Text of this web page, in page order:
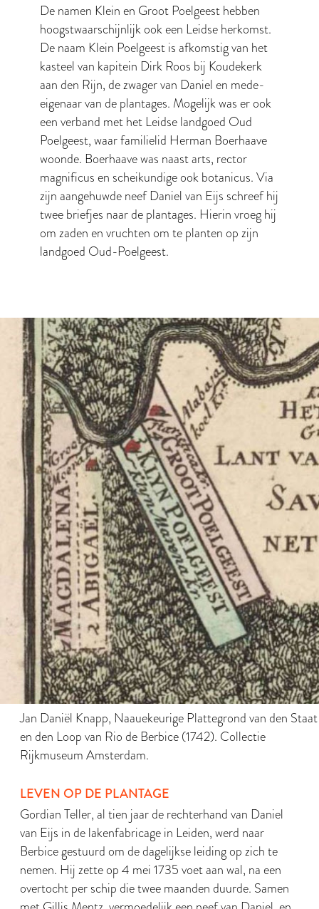
De namen Klein en Groot Poelgeest hebben
hoogstwaarschijnlijk ook een Leidse herkomst.
De naam Klein Poelgeest is afkomstig van het
kasteel van kapitein Dirk Roos bij Koudekerk
aan den Rijn, de zwager van Daniel en mede-
eigenaar van de plantages. Mogelijk was er ook
een verband met het Leidse landgoed Oud
Poelgeest, waar familielid Herman Boerhaave
woonde. Boerhaave was naast arts, rector
magnificus en scheikundige ook botanicus. Via
zijn aangehuwde neef Daniel van Eijs schreef hij
twee briefjes naar de plantages. Hierin vroeg hij
om zaden en vruchten om te planten op zijn
landgoed Oud-Poelgeest.
Jan Daniël Knapp, Naauekeurige Plattegrond van den Staat
en den Loop van Rio de Berbice (1742). Collectie
Rijkmuseum Amsterdam.
LEVEN OP DE PLANTAGE
Gordian Teller, al tien jaar de rechterhand van Daniel
van Eijs in de lakenfabricage in Leiden, werd naar
Berbice gestuurd om de dagelijkse leiding op zich te
nemen. Hij zette op 4 mei 1735 voet aan wal, na een
overtocht per schip die twee maanden duurde. Samen